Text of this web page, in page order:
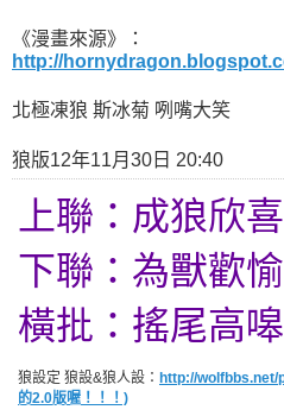
《漫畫來源》：
http://
北極凍狼 斯冰菊 咧嘴大笑
狼版12年11月30日 20:40
上聯：成狼欣
下聯：為獸歡
橫批：搖尾高
狼設定 狼設&狼人設： http://wolfbbs.net/
的2.0版喔！！！)